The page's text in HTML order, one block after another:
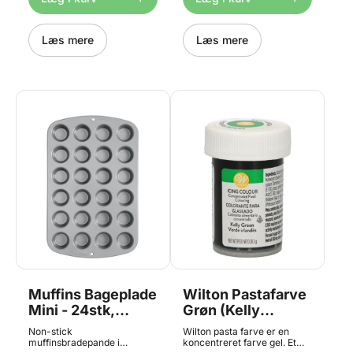
20 x 5 cm. Det anbefales at
vaske bradepanden i
hånden.
Læs mere Læs mere
Muffins Bageplade
Mini - 24stk,
Wilton
Non-stick
muffinsbradepande i
Wilton Pastafarve
Grøn (Kelly
Green), 28g
Wilton pasta farve er en
koncentreret farve gel. Et